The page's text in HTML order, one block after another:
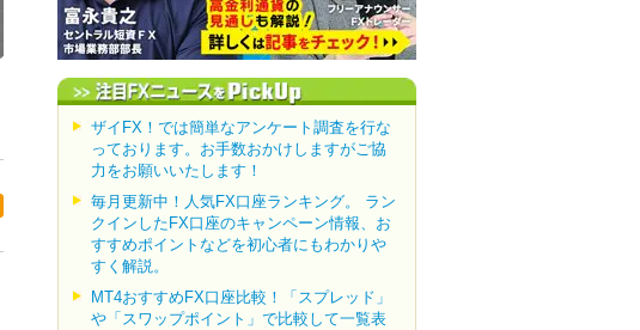
ザイFX！では簡単なアンケート調査を行な
っております。お手数おかけしますがご協
力をお願いいたします！
毎月更新中！人気FX口座ランキング。 ラン
クインしたFX口座のキャンペーン情報、お
すすめポイントなどを初心者にもわかりや
すく解説。
MT4おすすめFX口座比較！「スプレッド」
や「スワップポイント」で比較して一覧表